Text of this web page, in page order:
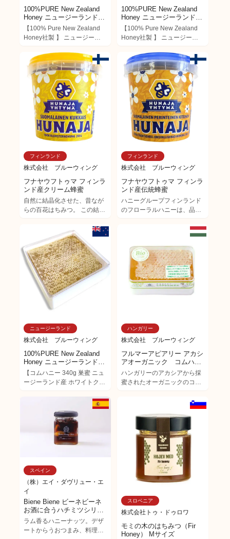
のハチミツの栄養や酵素をそ
のまま皆さまにお届けするた
めに、低温管理倉庫（リーフ
ァコンテナ）で輸入し、低温
管理倉庫にて保管していま
す。
のハチミツの栄養や酵素をそ
のまま皆さまにお届けするた
めに、低温管理倉庫（リーフ
ァコンテナ）で輸入し、低温
管理倉庫にて保管していま
す。
100%PURE New Zealand
Honey ニュージーランド産
ホワイトクローバークリー
ムハニー
【100% Pure New Zealand
Honey社製 】 ニュージーラ
クローバーはちみつ」 ニュー
ジーランドの広大な自然で育
ったホワイトクローバーの花
から採れた、上品でまろやか
な甘さのはちみつ。 【100%
Pure New Zealand Honey社
製 】 ニュージーランド産
「Blue Wingsホワイトクロー
バーはちみつ」 ニュージーラ
ンドの広大な自然で育ったホ
れた、上品でまろやかな甘さ
のはちみつ。 低温で丁寧に撹
に仕上げたクリームタイプで
す。 スプーンですくっても垂
れにくく、バターのような口
どけ。 パンやクラッカー、チ
【100％天然・完全無添加・
純粋はちみつ】自然な甘さを
そのままにお届けします。
100%PURE New Zealand
Honey ニュージーランド産
ホワイトクローバーリキッ
ドハニー
【100% Pure New Zealand
Honey社製 】 ニュージーラ
クローバーはちみつ」 ニュー
ジーランドの広大な自然で育
ったホワイトクローバーの花
から採れた、上品でまろやか
な甘さのはちみつ。 さらりと
した液状タイプで、紅茶やハ
ーブティー、ヨーグルトにも
すぐに溶け、使いやすさ抜
群。 クセがなく優しい味わい
で、毎日の朝食やティータイ
天然・完全無添加・純粋はち
みつ】自然な甘さをそのまま
フィンランド
株式会社 ブルーウィング
フナヤウフトゥマ フィンラ
ンド産クリーム蜂蜜
自然に結晶化させた、昔なが
らの百花はちみつ。 この結晶
ーンやフォークで簡単にすく
い取ることができ、口に含む
ととろりと溶ける。結晶化し
た部分をかじると、まるでざ
らめ糖のようにジャリッと甘
い。あたたかい飲み物や食事
に入れるとすっと溶けて自然
な甘さをプラスしてくれる。
まるで自然が作り出したソフ
トクランチキャンディーのよ
フィンランド
株式会社 ブルーウィング
フナヤウフトゥマ フィンラ
ンド産伝統蜂蜜
ハニーグループフィンランド
のフローラルハニーは、品質
花蜜です。ラズベリーやクロ
ーバーなどの植物に加え、夏
の蜜源から香りを引き出して
います。マイルドな味わいと
やや濃い黄色を帯び、結晶化
が進んでいますが柔らかく、
取り分けやすい特徴がありま
適で、自宅や別荘の食器棚に
もすっきりと収まります。贈
り物にもぴったりです！料理
に使えば、様々なハチミツの
味わいを比べられるのも魅力
です。 パンケーキやトースト
に塗ったり、ヨーグルトに混
ニュージーランド
株式会社 ブルーウィング
100%PURE New Zealand
Honey ニュージーランド産
ホワイトクローバー コーム
ハニー340ｇ
【コムハニー 340g 巣蜜 ニュ
ージーランド産 ホワイトクロ
徴】 この商品は、ニュージー
ランドのホワイトクローバー
（白つめ草）草地から採蜜さ
れたプレミアムな**コムハニ
ー（巣蜜）**です。一般的な
抽出・ろ過された蜂蜜とは異
クスセル）に貯めたままの状
態で切り出され、そのままの
形で販売されます。 ホワイト
クローバー由来の蜜は、淡い
黄金がかった色合いで、控え
めな花の香りときれいな甘み
を備えています。ワックス
（蜜蝋）をそのまま残すこと
ハンガリー
株式会社 ブルーウィング
フルマーアピアリー アカシ
アオーガニック コムハニ
ー200g
ハンガリーのアカシアから採
蜜されたオーガニックのコム
スペイン
（株）エイ・ダヴリュー・エ
イ
Biene Biene ビーネビーネ
お酒に合うハチミツシリー
ズ Rum Honey Nuts ラムハ
ニーナッツ
ラム香るハニーナッツ。デザ
ートからうおつまみ、料理ま
スロベニア
株式会社トゥ・ドゥロワ
モミの木のはちみつ（Fir
Honey） Mサイズ